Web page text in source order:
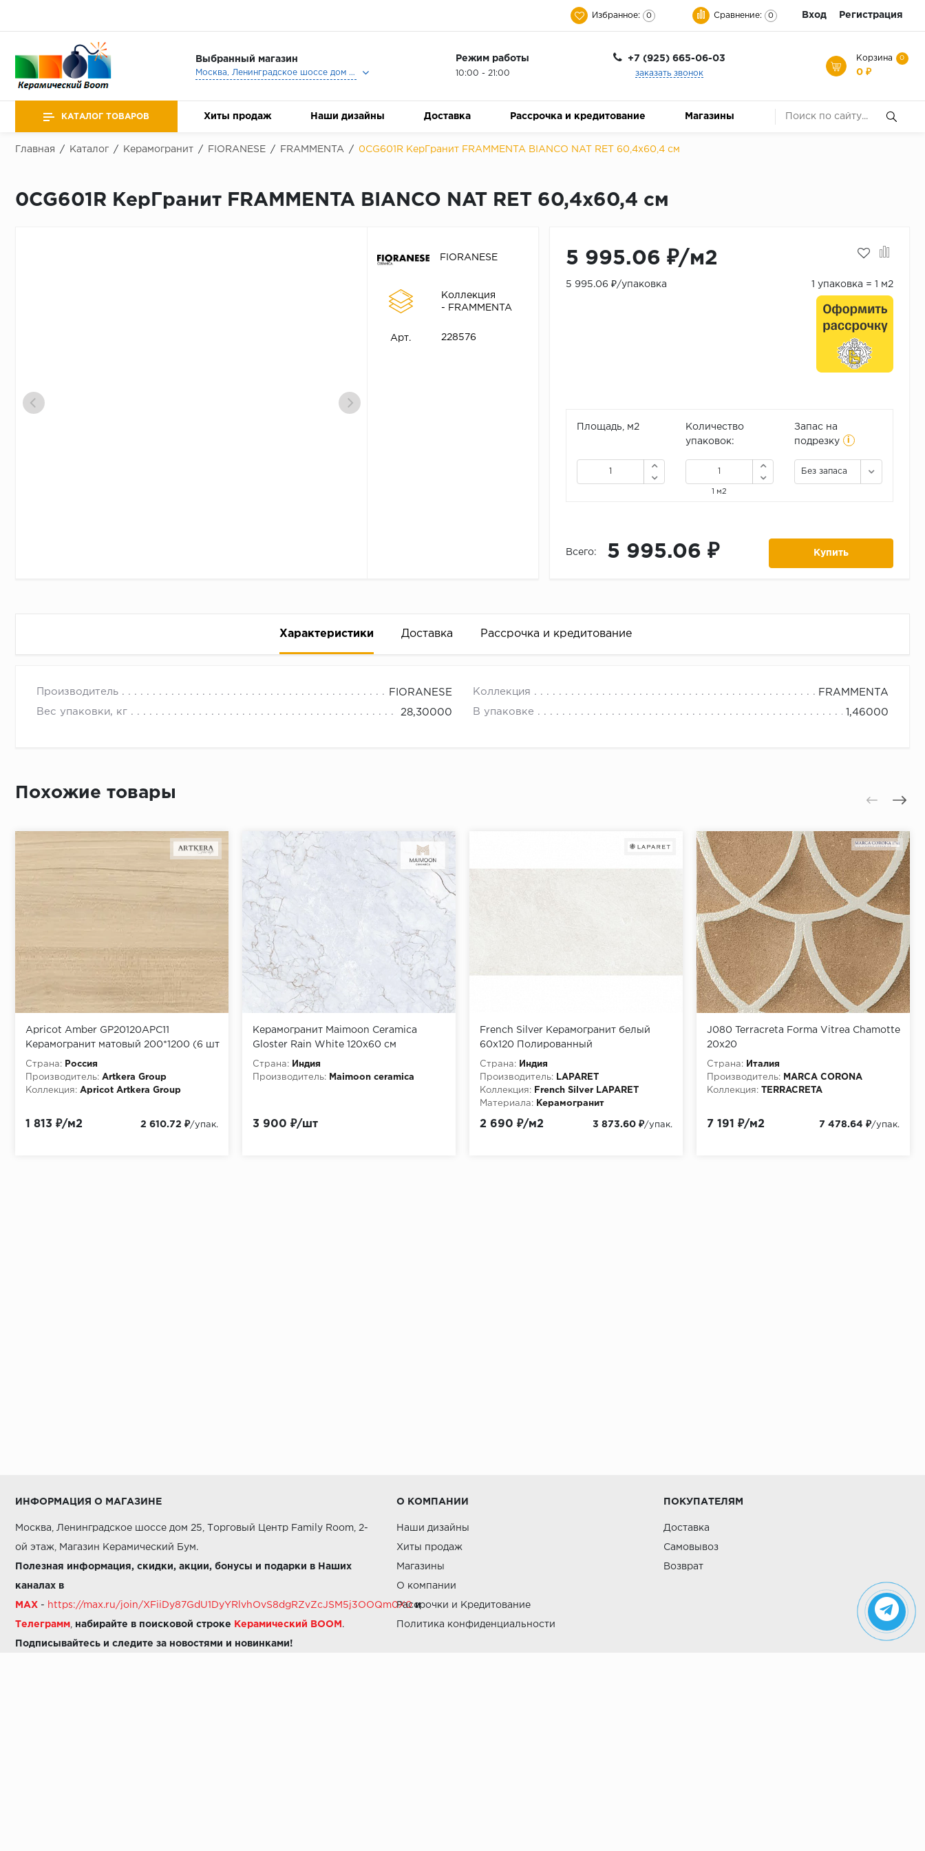
Избранное: 0 Сравнение: 0 Вход Регистрация
Выбранный магазин
Москва, Ленинградское шоссе дом 25, Торговый Центр Family Room, 2-ой этаж, Магазин Керамический Бум.
Режим работы
10:00 - 21:00
+7 (925) 665-06-03
заказать звонок
Корзина 0
0 ₽
КАТАЛОГ ТОВАРОВ Хиты продаж Наши дизайны Доставка Рассрочка и кредитование Магазины
Главная / Каталог / Керамогранит / FIORANESE / FRAMMENTA / 0CG601R КерГранит FRAMMENTA BIANCO NAT RET 60,4x60,4 см
0CG601R КерГранит FRAMMENTA BIANCO NAT RET 60,4x60,4 см
FIORANESE
Коллекция
- FRAMMENTA
Арт. 228576
5 995.06 ₽/м2
5 995.06 ₽/упаковка 1 упаковка = 1 м2
Площадь, м2
Количество
упаковок:
1 м2
Запас на
подрезку
i
Без запаса
Всего: 5 995.06 ₽ Купить
Характеристики Доставка Рассрочка и кредитование
Производитель FIORANESE Коллекция FRAMMENTA
Вес упаковки, кг 28,30000 В упаковке 1,46000
Высокая вероятность одобрения: до 95%
Одобрение за 1-2 минуты
Срок предоставления кредита от 3 до 36 месяцев Срок предоставления рассрочки от 3 до 10 месяцев
Достаточно только паспорта
Похожие товары
Apricot Amber GP20120APC11
Керамогранит матовый 200*1200 (6 шт
в уп/51,84 м в пал)
Страна:
Россия
Производитель: Artkera Group
Коллекция: Apricot Artkera Group
1 813 ₽/м2 2 610.72 ₽/упак.
Керамогранит Maimoon Ceramica
Gloster Rain White 120х60 см
Страна:
Индия
Производитель:
Maimoon ceramica
3 900 ₽/шт
French Silver Керамогранит белый
60x120 Полированный
Страна:
Индия
Производитель:
LAPARET
Коллекция:
French Silver LAPARET
Материала:
Керамогранит
2 690 ₽/м2 3 873.60 ₽/упак.
J080 Terracreta Forma Vitrea Chamotte
20х20
Страна:
Италия
Производитель:
MARCA CORONA
Коллекция:
TERRACRETA
7 191 ₽/м2 7 478.64 ₽/упак.
ИНФОРМАЦИЯ О МАГАЗИНЕ
Москва, Ленинградское шоссе дом 25, Торговый Центр Family Room, 2-
ой этаж, Магазин Керамический Бум.
Полезная информация, скидки, акции, бонусы и подарки в Наших
каналах в
MAX - https://max.ru/join/XFiiDy87GdU1DyYRlvhOvS8dgRZvZcJSM5j3OOQm0X0 и
Телеграмм набирайте в поисковой строке Керамический BOOM .
Подписывайтесь и следите за новостями и новинками!
О КОМПАНИИ
Наши дизайны
Хиты продаж
Магазины
О компании
Рассрочки и Кредитование
Политика конфиденциальности
ПОКУПАТЕЛЯМ
Доставка
Самовывоз
Возврат